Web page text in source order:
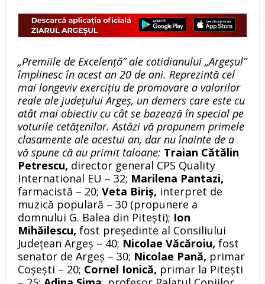
„Premiile de Excelenţă” ale cotidianului „Argeşul”
împlinesc în acest an 20 de ani. Reprezintă cel
mai longeviv exerciţiu de promovare a valorilor
reale ale judeţului Argeş, un demers care este cu
atât mai obiectiv cu cât se bazează în special pe
voturile cetăţenilor. Astăzi vă propunem primele
clasamente ale acestui an, dar nu înainte de a
vă spune că au primit taloane: Traian Cătălin
Petrescu, director general CPS Quality
International EU – 32; Marilena Pantazi,
farmacistă – 20; Veta Biriş, interpret de
muzică populară – 30 (propunere a
domnului G. Balea din Piteşti); Ion
Mihăilescu, fost preşedinte al Consiliului
Judeţean Argeş – 40; Nicolae Văcăroiu, fost
senator de Argeş – 30; Nicolae Pană, primar
Coşeşti – 20; Cornel Ionică, primar la Piteşti